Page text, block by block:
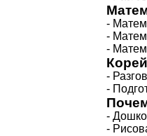
-
-
-
-
-
-
-